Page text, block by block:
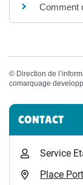
Comment
© Direction de
comarquage
CONTACT
Service
Place